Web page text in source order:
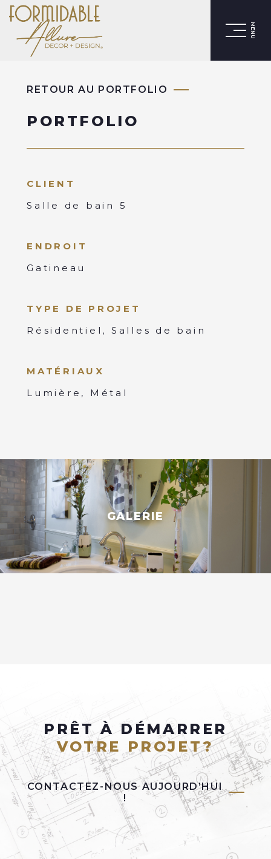
MENU
RETOUR AU PORTFOLIO
PORTFOLIO
CLIENT
Salle de bain 5
ENDROIT
Gatineau
TYPE DE PROJET
Résidentiel, Salles de bain
MATÉRIAUX
Lumière, Métal
GALERIE
PRÊT À DÉMARRER
VOTRE PROJET?
CONTACTEZ-NOUS AUJOURD’HUI
!